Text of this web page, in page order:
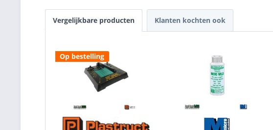
Vergelijkbare producten Klanten kochten ook
Op bestelling